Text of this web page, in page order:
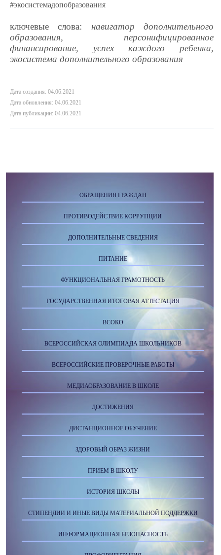
#экосистемадопобразования
ключевые слова: навигатор дополнительного
образования, персонифицированное
финансирование, успех каждого ребенка,
экосистема дополнительного образования
Дата создания: 04.06.2021
Дата обновления: 04.06.2021
Дата публикации: 04.06.2021
ОБРАЩЕНИЯ ГРАЖДАН
ПРОТИВОДЕЙСТВИЕ КОРРУПЦИИ
ДОПОЛНИТЕЛЬНЫЕ СВЕДЕНИЯ
ПИТАНИЕ
ФУНКЦИОНАЛЬНАЯ ГРАМОТНОСТЬ
ГОСУДАРСТВЕННАЯ ИТОГОВАЯ АТТЕСТАЦИЯ
ВСОКО
ВСЕРОССИЙСКАЯ ОЛИМПИАДА ШКОЛЬНИКОВ
ВСЕРОССИЙСКИЕ ПРОВЕРОЧНЫЕ РАБОТЫ
МЕДИАОБРАЗОВАНИЕ В ШКОЛЕ
ДОСТИЖЕНИЯ
ДИСТАНЦИОННОЕ ОБУЧЕНИЕ
ЗДОРОВЫЙ ОБРАЗ ЖИЗНИ
ПРИЕМ В ШКОЛУ
ИСТОРИЯ ШКОЛЫ
СТИПЕНДИИ И ИНЫЕ ВИДЫ МАТЕРИАЛЬНОЙ ПОДДЕРЖКИ
ИНФОРМАЦИОННАЯ БЕЗОПАСНОСТЬ